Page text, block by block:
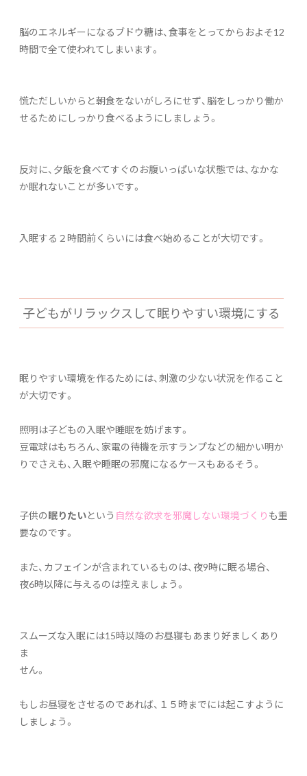
脳のエネルギーになるブドウ糖は、食事をとってからおよそ12
時間で全て使われてしまいます。
慌ただしいからと朝食をないがしろにせず、脳をしっかり働か
せるためにしっかり食べるようにしましょう。
反対に、夕飯を食べてすぐのお腹いっぱいな状態では、なかな
か眠れないことが多いです。
入眠する２時間前くらいには食べ始めることが大切です。
子どもがリラックスして眠りやすい環境にする
眠りやすい環境を作るためには、刺激の少ない状況を作ること
が大切です。
照明は子どもの入眠や睡眠を妨げます。
豆電球はもちろん、家電の待機を示すランプなどの細かい明か
りでさえも、入眠や睡眠の邪魔になるケースもあるそう。
子供の眠りたいという 自然な欲求を邪魔しない環境づくり も重
要なのです。
また、カフェインが含まれているものは、夜9時に眠る場合、
夜6時以降に与えるのは控えましょう。
スムーズな入眠には15時以降のお昼寝もあまり好ましくあり
ま
せん。
もしお昼寝をさせるのであれば、１５時までには起こすように
しましょう。